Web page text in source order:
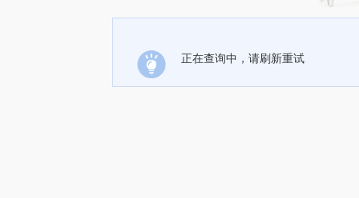
正在查询中，请刷新重试